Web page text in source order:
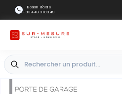
Besoin d'aide
+33 4 49 31 03 49